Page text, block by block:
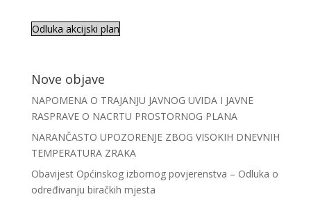
Odluka akcijski plan
Nove objave
NAPOMENA O TRAJANJU JAVNOG UVIDA I JAVNE
RASPRAVE O NACRTU PROSTORNOG PLANA
NARANČASTO UPOZORENJE ZBOG VISOKIH DNEVNIH
TEMPERATURA ZRAKA
Obavijest Općinskog izbornog povjerenstva – Odluka o
određivanju biračkih mjesta